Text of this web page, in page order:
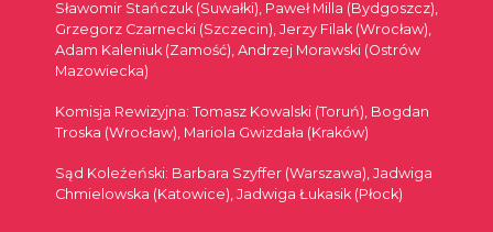
Sławomir Stańczuk (Suwałki), Paweł Milla (Bydgoszcz),
Grzegorz Czarnecki (Szczecin), Jerzy Filak (Wrocław),
Adam Kaleniuk (Zamość), Andrzej Morawski (Ostrów
Mazowiecka)
Komisja Rewizyjna: Tomasz Kowalski (Toruń), Bogdan
Troska (Wrocław), Mariola Gwizdała (Kraków)
Sąd Koleżeński: Barbara Szyffer (Warszawa), Jadwiga
Chmielowska (Katowice), Jadwiga Łukasik (Płock)